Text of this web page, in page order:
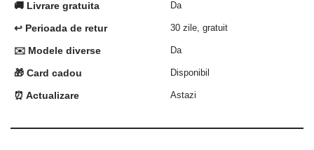
🚚 Livrare gratuita Da
↩️ Perioada de retur 30 zile, gratuit
✉️ Modele diverse Da
🎁 Card cadou Disponibil
⏰ Actualizare Astazi